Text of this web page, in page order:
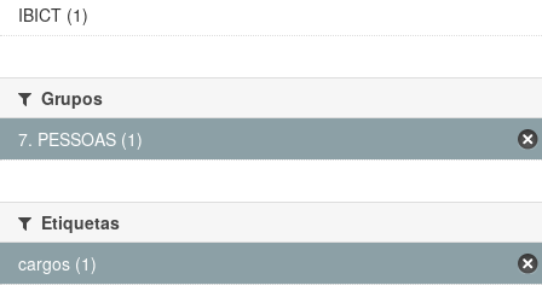
IBICT (1)
Grupos
7. PESSOAS (1)
Etiquetas
cargos (1)